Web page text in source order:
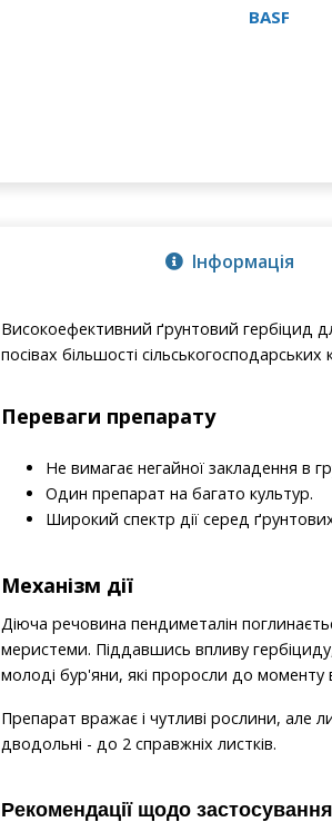
BASF
Інформація
Високоефективний ґрунтовий гербіцид
посівах більшості сільськогосподарських
Переваги препарату
Не вимагає негайної закладення в
Один препарат на багато культур.
Широкий спектр дії серед
Механізм дії
Діюча речовина пендиметалін
меристеми. Піддавшись впливу
молоді бур'яни, які проросли до моменту
Препарат вражає і чутливі рослини, але
дводольні - до 2 справжніх листків.
Рекомендації щодо застосування